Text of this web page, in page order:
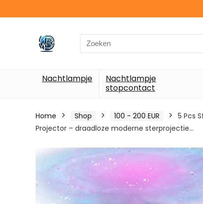
Search
for:
Nachtlampje
Nachtlampje
stopcontact
Home Shop 100 - 200 EUR
5 Pcs
Projector – draadloze moderne sterprojectie…